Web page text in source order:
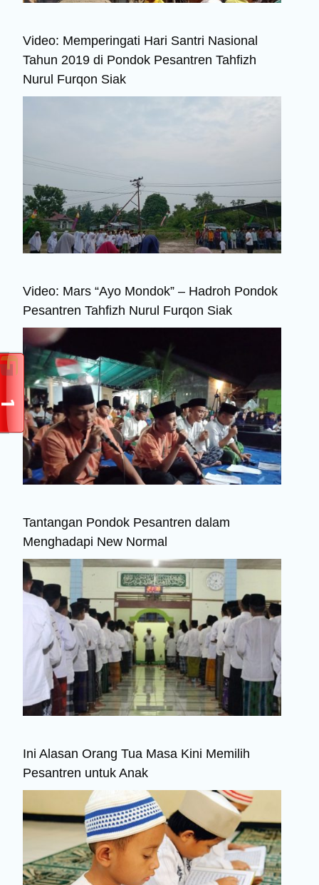
Video: Memperingati Hari Santri Nasional
Tahun 2019 di Pondok Pesantren Tahfizh
Nurul Furqon Siak
Video: Mars “Ayo Mondok” – Hadroh Pondok
Pesantren Tahfizh Nurul Furqon Siak
Tantangan Pondok Pesantren dalam
Menghadapi New Normal
Ini Alasan Orang Tua Masa Kini Memilih
Pesantren untuk Anak